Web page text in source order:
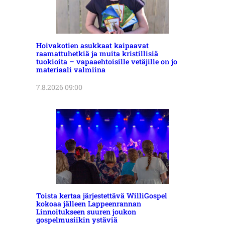
Hoivakotien asukkaat kaipaavat
raamattuhetkiä ja muita kristillisiä
tuokioita – vapaaehtoisille vetäjille on jo
materiaali valmiina
7.8.2026 09:00
Toista kertaa järjestettävä WilliGospel
kokoaa jälleen Lappeenrannan
Linnoitukseen suuren joukon
gospelmusiikin ystäviä